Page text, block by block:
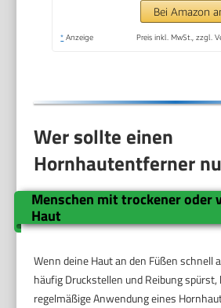
Haut mit Urea
Bei Amazon
* Anzeige Preis inkl. MwSt., zzgl.
Wer sollte einen
Hornhautentferner
Menschen mit trockener oder
Haut
Wenn deine Haut an den Füßen schnell
häufig Druckstellen und Reibung spürst,
regelmäßige Anwendung eines